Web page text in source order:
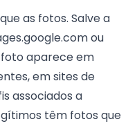
as fotos. Salve a
ou
foto aparece em
em sites de
associados a
têm fotos que